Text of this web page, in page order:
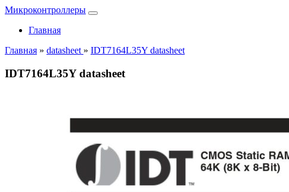
Микроконтроллеры
Главная
Главная » datasheet » IDT7164L35Y datasheet
IDT7164L35Y datasheet